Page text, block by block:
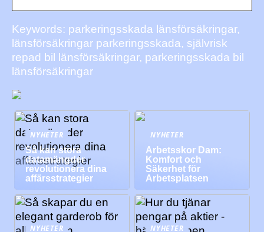
Keywords: parkeringsskada länsförsäkringar,
länsförsäkringar parkeringsskada, självrisk
repad bil länsförsäkringar, parkeringsskada bil
länsförsäkringar
NYHETER
Så kan stora
datamängder
revolutionera dina
affärsstrategier
NYHETER
Arbetsskor Dam:
Komfort och
Säkerhet för
Arbetsplatsen
NYHETER NYHETER